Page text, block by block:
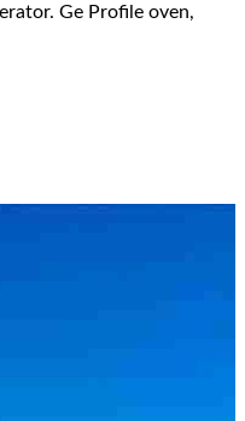
Ge Profile oven,